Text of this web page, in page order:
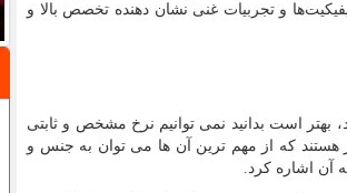
و تجربیات غنی نشان دهنده تخصص بالا و
بهتر است بدانید نمی‌ توانیم نرخ مشخص و ثابتی
هستند که از مهم‌ ترین آن ها می‌ توان به جنس و
آن اشاره کرد.